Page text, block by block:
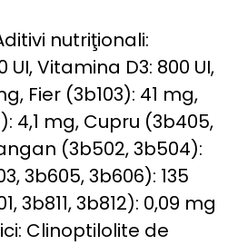
nutriţionali:
Vitamina D3: 800 UI,
Fier (3b103): 41 mg,
4,1 mg, Cupru (3b405,
(3b502, 3b504):
3b605, 3b606): 135
3b811, 3b812): 0,09 mg
Clinoptilolite de